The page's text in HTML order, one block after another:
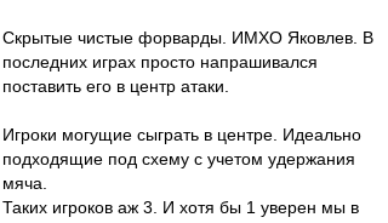
Скрытые чистые форварды. ИМХО Яковлев. В
последних играх просто напрашивался
поставить его в центр атаки.
Игроки могущие сыграть в центре. Идеально
подходящие под схему с учетом удержания
мяча.
Таких игроков аж 3. И хотя бы 1 уверен мы в